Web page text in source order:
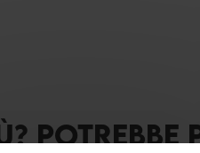
POTREBBE